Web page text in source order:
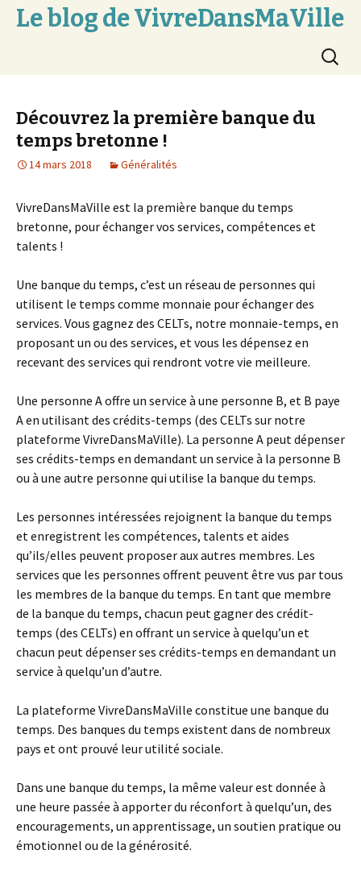
Le blog de VivreDansMaVille
Découvrez la première banque du
temps bretonne !
14 mars 2018 Généralités
VivreDansMaVille est la première banque du temps
bretonne, pour échanger vos services, compétences et
talents !
Une banque du temps, c’est un réseau de personnes qui
utilisent le temps comme monnaie pour échanger des
services. Vous gagnez des CELTs, notre monnaie-temps, en
proposant un ou des services, et vous les dépensez en
recevant des services qui rendront votre vie meilleure.
Une personne A offre un service à une personne B, et B paye
A en utilisant des crédits-temps (des CELTs sur notre
plateforme VivreDansMaVille). La personne A peut dépenser
ses crédits-temps en demandant un service à la personne B
ou à une autre personne qui utilise la banque du temps.
Les personnes intéressées rejoignent la banque du temps
et enregistrent les compétences, talents et aides
qu’ils/elles peuvent proposer aux autres membres. Les
services que les personnes offrent peuvent être vus par tous
les membres de la banque du temps. En tant que membre
de la banque du temps, chacun peut gagner des crédit-
temps (des CELTs) en offrant un service à quelqu’un et
chacun peut dépenser ses crédits-temps en demandant un
service à quelqu’un d’autre.
La plateforme VivreDansMaVille constitue une banque du
temps. Des banques du temps existent dans de nombreux
pays et ont prouvé leur utilité sociale.
Dans une banque du temps, la même valeur est donnée à
une heure passée à apporter du réconfort à quelqu’un, des
encouragements, un apprentissage, un soutien pratique ou
émotionnel ou de la générosité.